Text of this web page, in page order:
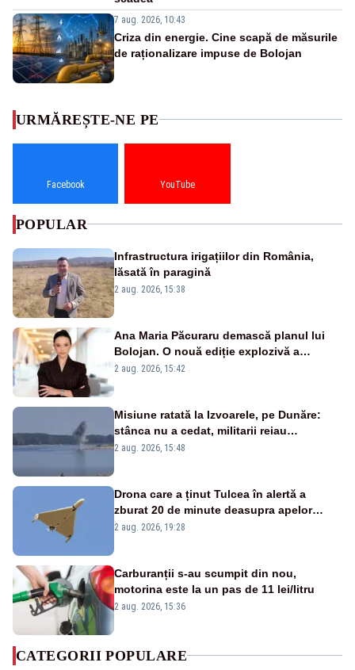
7 aug. 2026, 10:43
Criza din energie. Cine scapă de măsurile
de raționalizare impuse de Bolojan
URMĂREȘTE-NE PE
Facebook YouTube
POPULAR
Infrastructura irigațiilor din România,
lăsată în paragină
2 aug. 2026, 15:38
Ana Maria Păcuraru demască planul lui
Bolojan. O nouă ediție explozivă a
emisiunii „Miza Zilei” la Realitatea PLUS
2 aug. 2026, 15:42
Misiune ratată la Izvoarele, pe Dunăre:
stânca nu a cedat, militarii reiau
detonările luni – VIDEO
2 aug. 2026, 15:48
Drona care a ținut Tulcea în alertă a
zburat 20 de minute deasupra apelor
României. Au fost ridicate două F-16
2 aug. 2026, 19:28
Carburanții s-au scumpit din nou,
motorina este la un pas de 11 lei/litru
2 aug. 2026, 15:36
CATEGORII POPULARE